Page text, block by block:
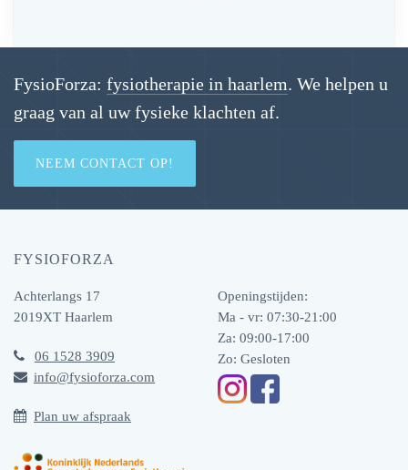
FysioForza: fysiotherapie in haarlem. We helpen u
graag van al uw fysieke klachten af.
NEEM CONTACT OP!
FYSIOFORZA
Achterlangs 17
2019XT Haarlem
06 1528 3909
info@fysioforza.com
Plan uw afspraak
Openingstijden:
Ma - vr: 07:30-21:00
Za: 09:00-17:00
Zo: Gesloten